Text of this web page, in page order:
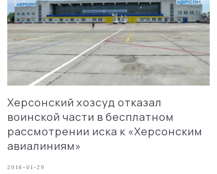
Херсонский хозсуд отказал
воинской части в бесплатном
рассмотрении иска к «Херсонским
авиалиниям»
2016-01-29